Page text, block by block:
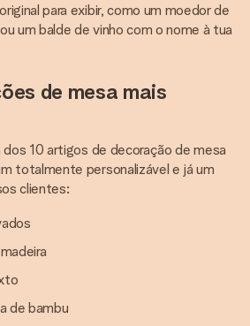
para exibir, como um moedor de
um balde de vinho com o nome à tua
de mesa mais
10 artigos de decoração de mesa
totalmente personalizável e já um
clientes:
de bambu